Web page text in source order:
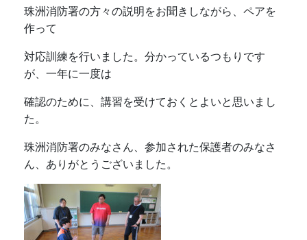
珠洲消防署の方々の説明をお聞きしながら、ペアを
作って
対応訓練を行いました。分かっているつもりです
が、一年に一度は
確認のために、講習を受けておくとよいと思いまし
た。
珠洲消防署のみなさん、参加された保護者のみなさ
ん、ありがとうございました。